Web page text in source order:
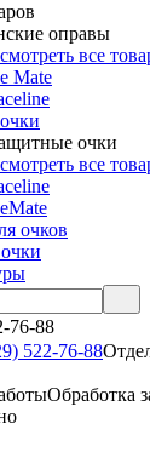
оправы
все
Mate
очки
все
очков
76-88
522-76-88
Обработка